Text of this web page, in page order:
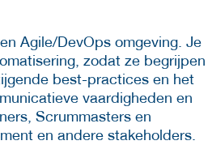
Agile/DevOps omgeving. Je
zodat ze begrijpen
best-practices en het
vaardigheden en
Scrummasters en
en andere stakeholders.